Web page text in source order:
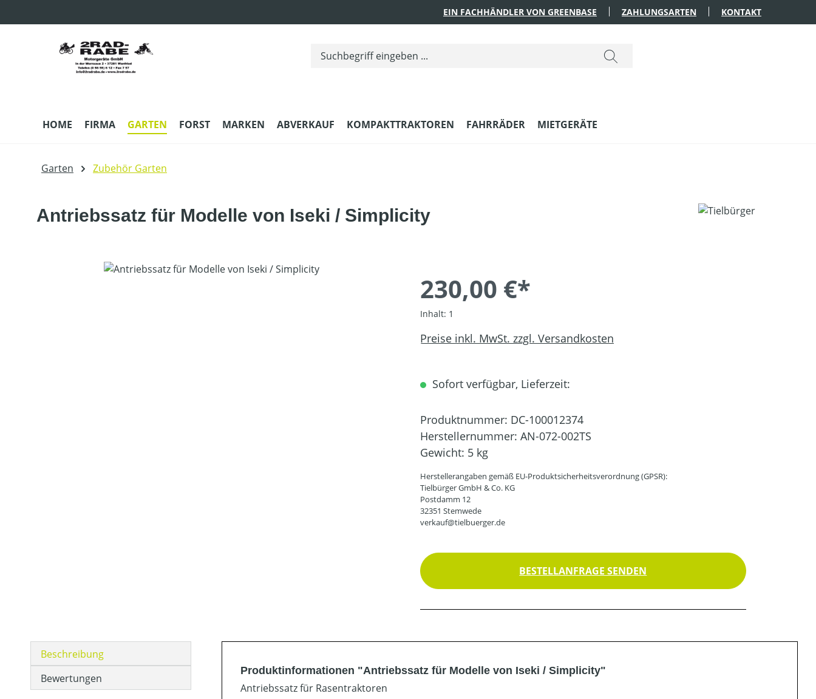
EIN FACHHÄNDLER VON GREENBASE ZAHLUNGSARTEN KONTAKT
HOME FIRMA GARTEN FORST MARKEN ABVERKAUF KOMPAKTTRAKTOREN FAHRRÄDER MIETGERÄTE
Garten Zubehör Garten
Antriebssatz für Modelle von Iseki / Simplicity
Bildergalerie überspringen
230,00 €*
Inhalt: 1
Preise inkl. MwSt. zzgl. Versandkosten
Sofort verfügbar, Lieferzeit:
Produktnummer: DC-100012374
Herstellernummer: AN-072-002TS
Gewicht: 5 kg
Herstellerangaben gemäß EU-Produktsicherheitsverordnung (GPSR):
Tielbürger GmbH & Co. KG
Postdamm 12
32351 Stemwede
verkauf@tielbuerger.de
BESTELLANFRAGE SENDEN
Beschreibung
Bewertungen
Produktinformationen "Antriebssatz für Modelle von Iseki / Simplicity"
Antriebssatz für Rasentraktoren